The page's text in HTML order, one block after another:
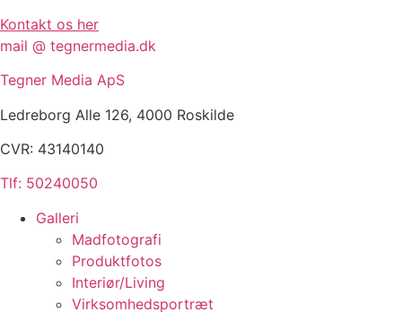
Kontakt os her
mail @ tegnermedia.dk
Tegner Media ApS
Ledreborg Alle 126, 4000 Roskilde
CVR: 43140140
Tlf: 50240050
Galleri
Madfotografi
Produktfotos
Interiør/Living
Virksomhedsportræt